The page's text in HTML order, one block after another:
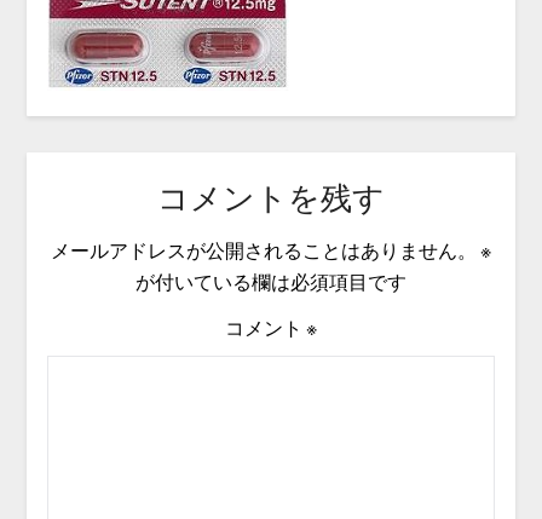
コメントを残す
メールアドレスが公開されることはありません。
※
が付いている欄は必須項目です
コメント ※